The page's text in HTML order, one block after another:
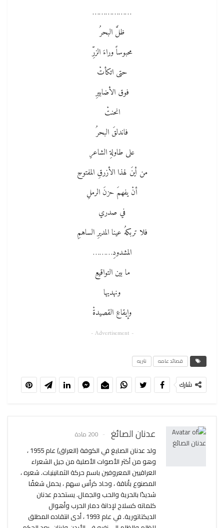
………………
ظلَّ البحرُ
محبوساً وراءَ الزرِّ
حتى اتكأتْ
فوق الأضابيرِ
انحنتْ
فاندلقَ البحرُ
على طاولةِ الشاعرِ
من أينَ لهذا الأزرقِ المفتوحِ
أنْ يفهمَ حزنَ الرملِ
في صدري
فلا تربكهُ عينا المديرِ الساهمِ
المشدودِ………
ما بين التواقيعِ
ونهديها
وإيقاعِ القصيدةْ
- Advertisement -
قصائد عامه نثريه
شارك
عدنان الصائغ 200 مادة
ولد عدنان الصايغ في الكوفة (العراق) عام 1955 ،
وهو من أكثر الأصوات الأصلية من جيل الشعراء
العراقيين المعروفين باسم حركة الثمانينيات. شعره ،
المصنوع بأناقة ، وحاد كرأس سهم ، يحمل شغفًا
شديدًا بالحرية والحب والجمال. يستخدم عدنان
كلماته كسلاح لإدانة دمار الحرب وأهوال
الديكتاتورية. في عام 1993 ، أدى انتقاده المطلق